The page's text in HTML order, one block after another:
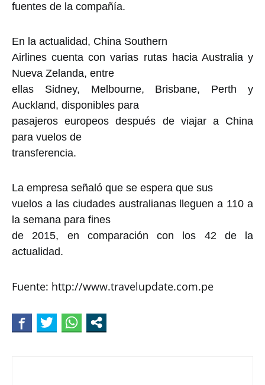
fuentes de la compañía.
En la actualidad, China Southern
Airlines cuenta con varias rutas hacia Australia y
Nueva Zelanda, entre
ellas Sidney, Melbourne, Brisbane, Perth y
Auckland, disponibles para
pasajeros europeos después de viajar a China
para vuelos de
transferencia.
La empresa señaló que se espera que sus
vuelos a las ciudades australianas lleguen a 110 a
la semana para fines
de 2015, en comparación con los 42 de la
actualidad.
Fuente: http://www.travelupdate.com.pe